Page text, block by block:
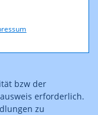
besteht,
bzw der
erforderlich.
zu